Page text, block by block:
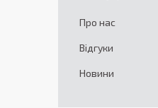
Про нас
Відгуки
Новини